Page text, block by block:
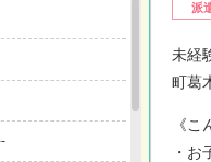
派
未経
町葛
《
・